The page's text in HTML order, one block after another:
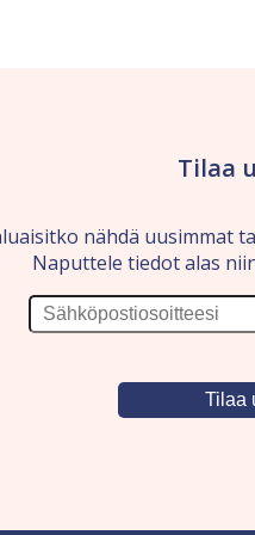
Tilaa
nähdä uusimmat
Naputtele tiedot alas